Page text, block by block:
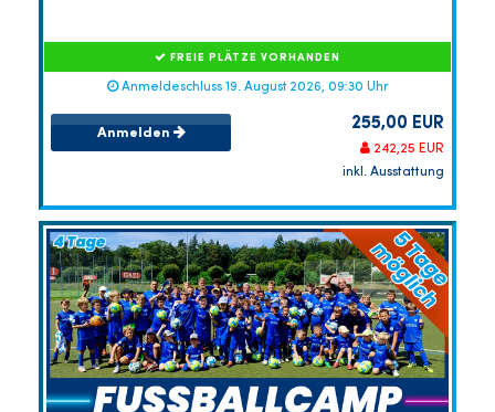
FREIE PLÄTZE VORHANDEN
Anmeldeschluss 19. August 2026, 09:30 Uhr
Anmelden 255,00 EUR
242,25 EUR
inkl. Ausstattung